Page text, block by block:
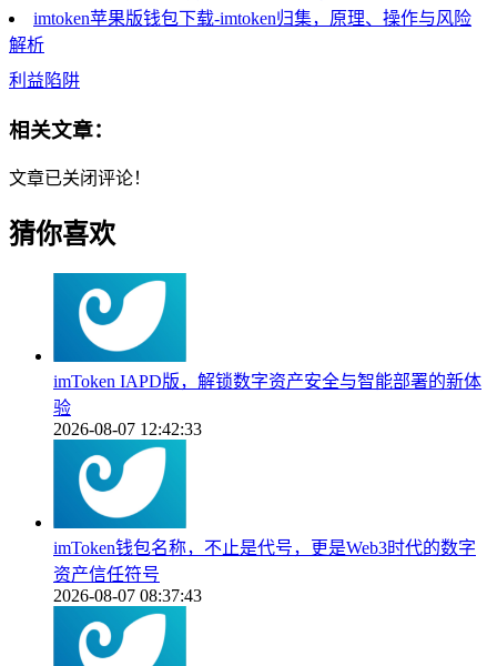
imtoken苹果版钱包下载-imtoken归集，原理、操作与风险
解析
利益陷阱
相关文章：
文章已关闭评论！
猜你喜欢
imToken IAPD版，解锁数字资产安全与智能部署的新体
验
2026-08-07 12:42:33
imToken钱包名称，不止是代号，更是Web3时代的数字
资产信任符号
2026-08-07 08:37:43